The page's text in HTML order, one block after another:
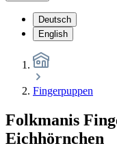
Deutsch
English
Fingerpuppen
Folkmanis
Eichhörnchen